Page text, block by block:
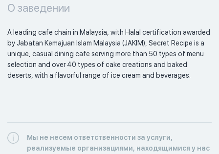
О заведении
A leading cafe chain in Malaysia, with Halal certification awarded
by Jabatan Kemajuan Islam Malaysia (JAKIM), Secret Recipe is a
unique, casual dining cafe serving more than 50 types of menu
selection and over 40 types of cake creations and baked
deserts, with a flavorful range of ice cream and beverages.
Мы не несем ответственности за услуги,
реализуемые организациями, находящимися у нас